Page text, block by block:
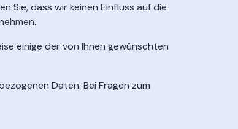
Sie, dass wir keinen Einfluss auf die
einige der von Ihnen gewünschten
Daten. Bei Fragen zum